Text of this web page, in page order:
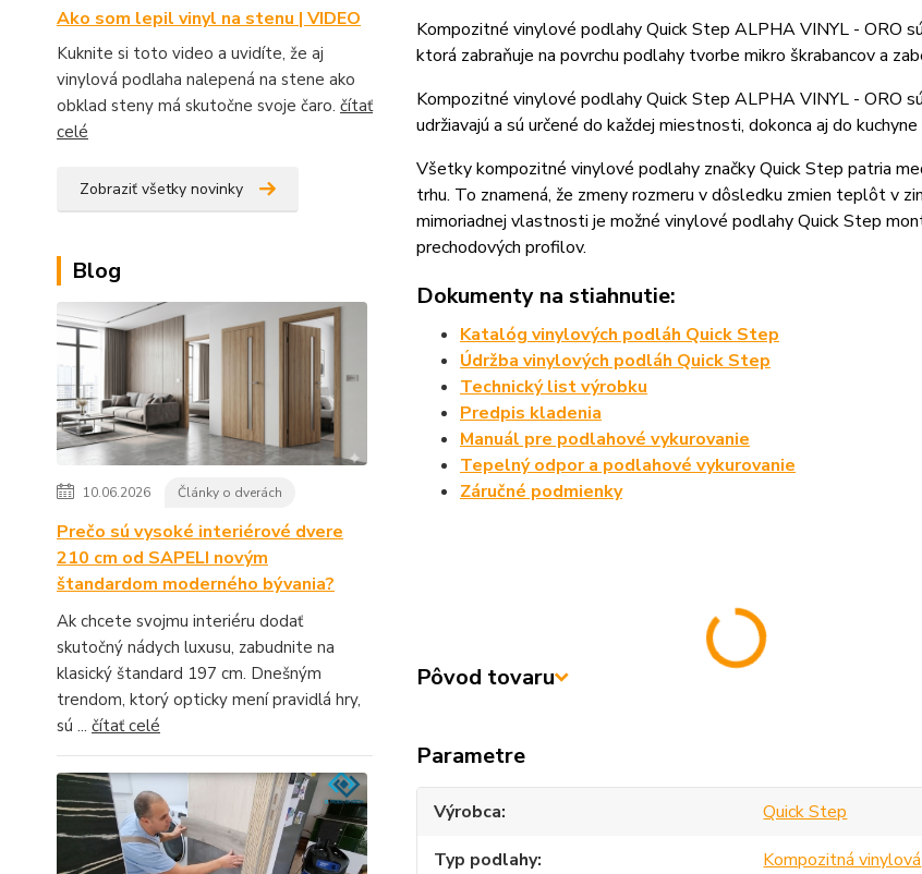
Ako som lepil vinyl na stenu | VIDEO
Kuknite si toto video a uvidíte, že aj
vinylová podlaha nalepená na stene ako
obklad steny má skutočne svoje čaro. čítať
celé
Zobraziť všetky novinky
Blog
10.06.2026 Články o dverách
Prečo sú vysoké interiérové dvere
210 cm od SAPELI novým
štandardom moderného bývania?
Ak chcete svojmu interiéru dodať
skutočný nádych luxusu, zabudnite na
klasický štandard 197 cm. Dnešným
trendom, ktorý opticky mení pravidlá hry,
sú ... čítať celé
Kompozitné vinylové podlahy Quick Step ALPHA VINYL - ORO
ktorá zabraňuje na povrchu podlahy tvorbe mikro škrabancov a
Kompozitné vinylové podlahy Quick Step ALPHA VINYL - ORO
udržiavajú a sú určené do každej miestnosti, dokonca aj do
Všetky kompozitné vinylové podlahy značky Quick Step patria
trhu. To znamená, že zmeny rozmeru v dôsledku zmien teplôt v
mimoriadnej vlastnosti je možné vinylové podlahy Quick Step
prechodových profilov.
Dokumenty na stiahnutie:
Katalóg vinylových podláh Quick Step
Údržba vinylových podláh Quick Step
Technický list výrobku
Predpis kladenia
Manuál pre podlahové vykurovanie
Tepelný odpor a podlahové vykurovanie
Záručné podmienky
Pôvod tovaru
Parametre
Výrobca
Quick Step
Typ podlahy
Kompozitná vinylová